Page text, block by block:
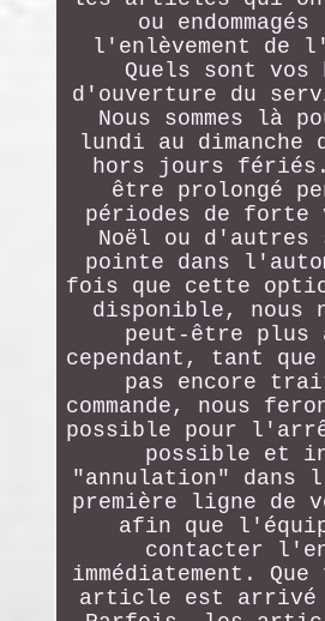
ou
l'enlèvement de
Quels sont vos
d'ouverture du
Nous sommes là
lundi au dimanche
hors jours
être prolongé
périodes de forte
Noël ou d'autres
pointe dans
fois que cette
disponible, nous
peut-être plus
cependant, tant que
pas encore
commande, nous
possible pour
possible et
"annulation" dans
première ligne de
afin que
contacter
immédiatement.
article est arrivé